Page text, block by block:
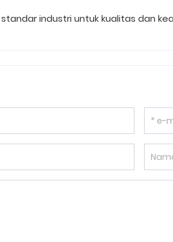
industri untuk kualitas dan